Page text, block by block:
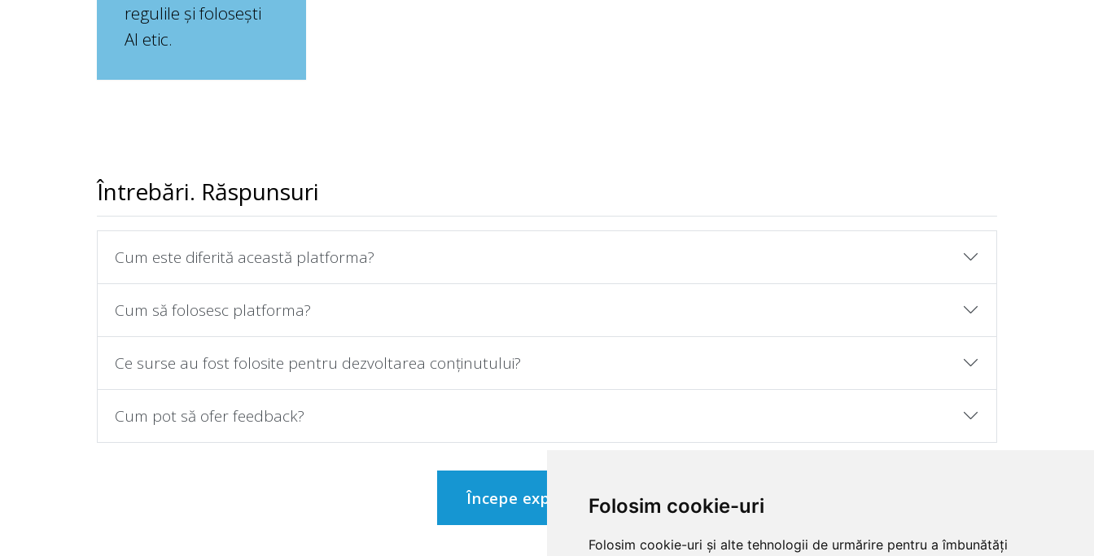
Folosim cookie-uri
Folosim cookie-uri și alte tehnologii de urmărire pentru a îmbunătăți
regulile și folosești
AI etic.
Întrebări. Răspunsuri
Cum este diferită această platforma?
Cum să folosesc platforma?
Ce surse au fost folosite pentru dezvoltarea conținutului?
Cum pot să ofer feedback?
Începe explorarea →